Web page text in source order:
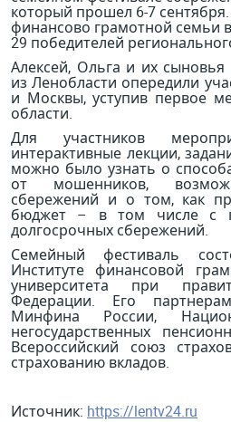
который прошел 6-7
финансово грамотной семьи
29 победителей
Алексей, Ольга и их
из Ленобласти опередили
и Москвы, уступив первое
области.
Для участников
интерактивные лекции,
можно было узнать о
от мошенников,
сбережений и о том, как
бюджет – в том числе с
долгосрочных сбережений.
Семейный фестиваль
Институте финансовой
университета при
Федерации. Его
Минфина России,
негосударственных
Всероссийский союз
страхованию вкладов.
Источник: https://lentv24.ru